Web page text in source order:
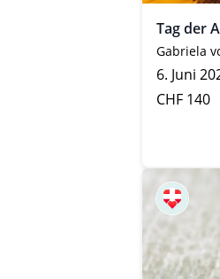
Tag der
Gabriela
6. Juni
CHF 140